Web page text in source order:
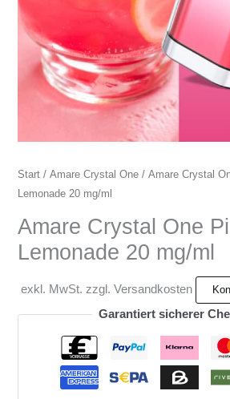
Start /Amare Crystal One / Amare Crystal
Lemonade 20 mg/ml
Amare Crystal One
Lemonade 20 mg/ml
exkl. MwSt. zzgl. Versandkosten
Garantiert sicherer